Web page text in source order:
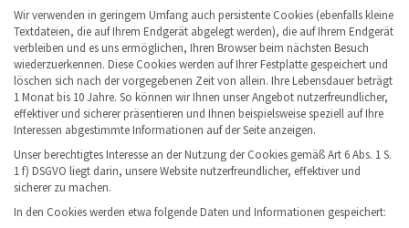
Wir verwenden in geringem Umfang auch persistente Cookies (ebenfalls kleine
Textdateien, die auf Ihrem Endgerät abgelegt werden), die auf Ihrem Endgerät
verbleiben und es uns ermöglichen, Ihren Browser beim nächsten Besuch
wiederzuerkennen. Diese Cookies werden auf Ihrer Festplatte gespeichert und
löschen sich nach der vorgegebenen Zeit von allein. Ihre Lebensdauer beträgt
1 Monat bis 10 Jahre. So können wir Ihnen unser Angebot nutzerfreundlicher,
effektiver und sicherer präsentieren und Ihnen beispielsweise speziell auf Ihre
Interessen abgestimmte Informationen auf der Seite anzeigen.
Unser berechtigtes Interesse an der Nutzung der Cookies gemäß Art 6 Abs. 1 S.
1 f) DSGVO liegt darin, unsere Website nutzerfreundlicher, effektiver und
sicherer zu machen.
In den Cookies werden etwa folgende Daten und Informationen gespeichert: